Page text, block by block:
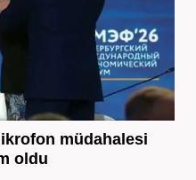
müdahalesi
oldu